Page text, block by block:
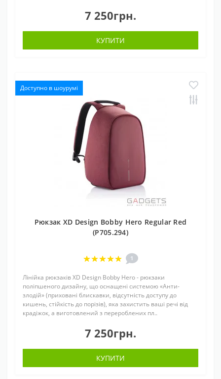
7 250грн.
КУПИТИ
Доступно в шоурумі
Рюкзак XD Design Bobby Hero Regular Red
(P705.294)
1
Лінійка рюкзаків XD Design Bobby Hero - рюкзаки
поліпшеного дизайну, що оснащені системою «Анти-
злодій» (приховані блискавки, відсутність доступу до
кишень, стійкість до порізів), яка захистить ваші речі від
крадіжок, а виготовлений з перероблених пл..
7 250грн.
КУПИТИ